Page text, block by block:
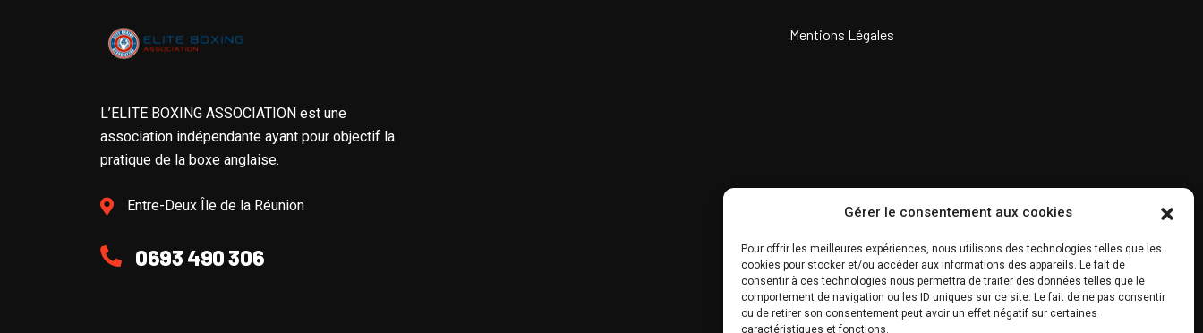
Gérer le consentement aux cookies
Pour offrir les meilleures expériences, nous utilisons des technologies telles que les
cookies pour stocker et/ou accéder aux informations des appareils. Le fait de
consentir à ces technologies nous permettra de traiter des données telles que le
comportement de navigation ou les ID uniques sur ce site. Le fait de ne pas consentir
ou de retirer son consentement peut avoir un effet négatif sur certaines
caractéristiques et fonctions.
L’ELITE BOXING ASSOCIATION est une
association indépendante ayant pour objectif la
pratique de la boxe anglaise.
Entre-Deux Île de la Réunion
0693 490 306
Mentions Légales